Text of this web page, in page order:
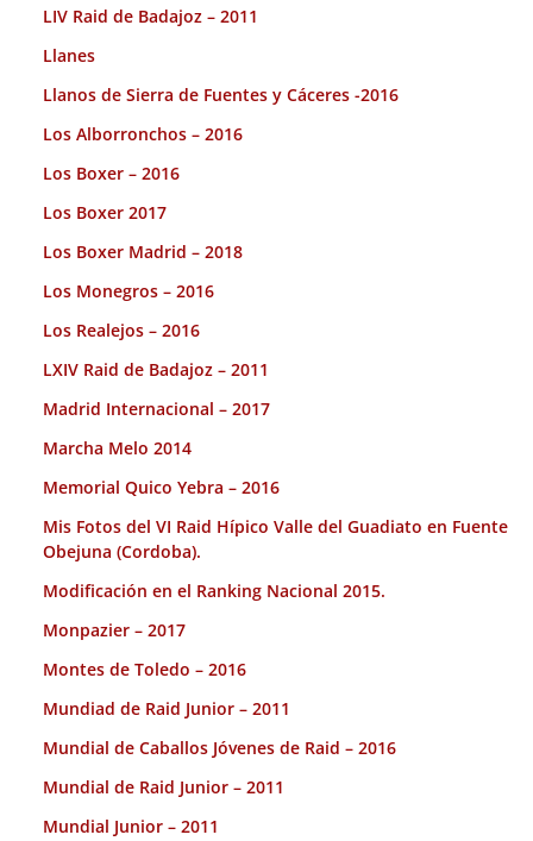
LIV Raid de Badajoz – 2011
Llanes
Llanos de Sierra de Fuentes y Cáceres -2016
Los Alborronchos – 2016
Los Boxer – 2016
Los Boxer 2017
Los Boxer Madrid – 2018
Los Monegros – 2016
Los Realejos – 2016
LXIV Raid de Badajoz – 2011
Madrid Internacional – 2017
Marcha Melo 2014
Memorial Quico Yebra – 2016
Mis Fotos del VI Raid Hípico Valle del Guadiato en Fuente
Obejuna (Cordoba).
Modificación en el Ranking Nacional 2015.
Monpazier – 2017
Montes de Toledo – 2016
Mundiad de Raid Junior – 2011
Mundial de Caballos Jóvenes de Raid – 2016
Mundial de Raid Junior – 2011
Mundial Junior – 2011